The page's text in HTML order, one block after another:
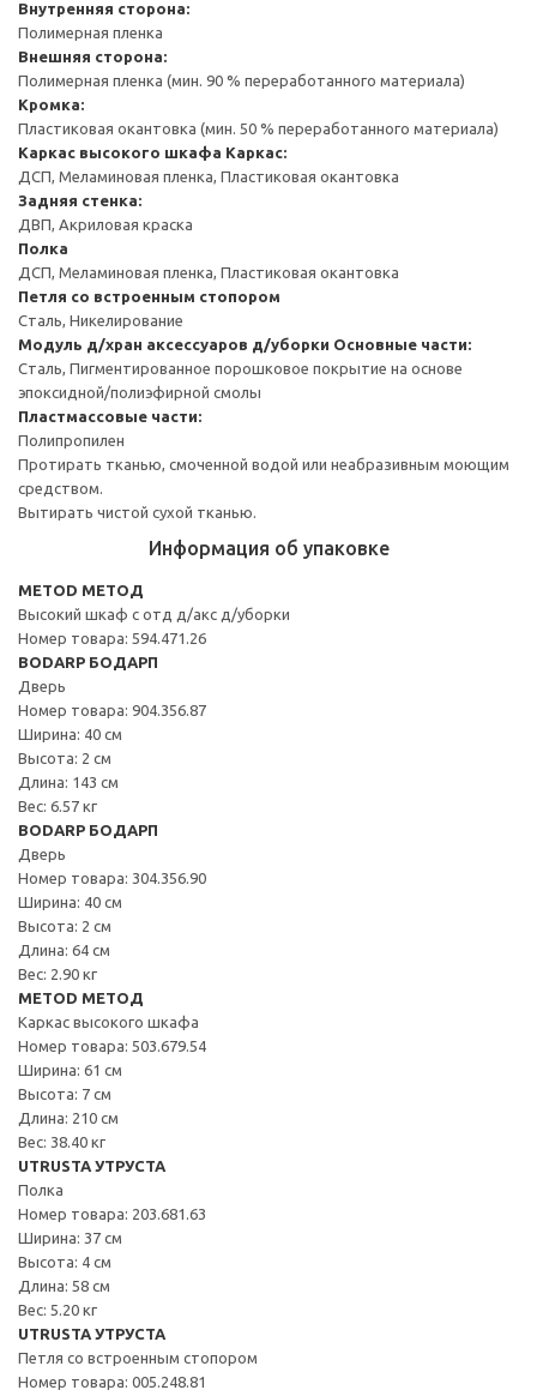
Внутренняя сторона:
Полимерная пленка
Внешняя сторона:
Полимерная пленка (мин. 90 % переработанного материала)
Кромка:
Пластиковая окантовка (мин. 50 % переработанного материала)
Каркас высокого шкафа Каркас:
ДСП, Меламиновая пленка, Пластиковая окантовка
Задняя стенка:
ДВП, Акриловая краска
Полка
ДСП, Меламиновая пленка, Пластиковая окантовка
Петля со встроенным стопором
Сталь, Никелирование
Модуль д/хран аксессуаров д/уборки Основные части:
Сталь, Пигментированное порошковое покрытие на основе
эпоксидной/полиэфирной смолы
Пластмассовые части:
Полипропилен
Протирать тканью, смоченной водой или неабразивным моющим
средством.
Вытирать чистой сухой тканью.
Информация об упаковке
METOD МЕТОД
Высокий шкаф с отд д/акс д/уборки
Номер товара: 594.471.26
BODARP БОДАРП
Дверь
Номер товара: 904.356.87
Ширина: 40 см
Высота: 2 см
Длина: 143 см
Вес: 6.57 кг
BODARP БОДАРП
Дверь
Номер товара: 304.356.90
Ширина: 40 см
Высота: 2 см
Длина: 64 см
Вес: 2.90 кг
METOD МЕТОД
Каркас высокого шкафа
Номер товара: 503.679.54
Ширина: 61 см
Высота: 7 см
Длина: 210 см
Вес: 38.40 кг
UTRUSTA УТРУСТА
Полка
Номер товара: 203.681.63
Ширина: 37 см
Высота: 4 см
Длина: 58 см
Вес: 5.20 кг
UTRUSTA УТРУСТА
Петля со встроенным стопором
Номер товара: 005.248.81